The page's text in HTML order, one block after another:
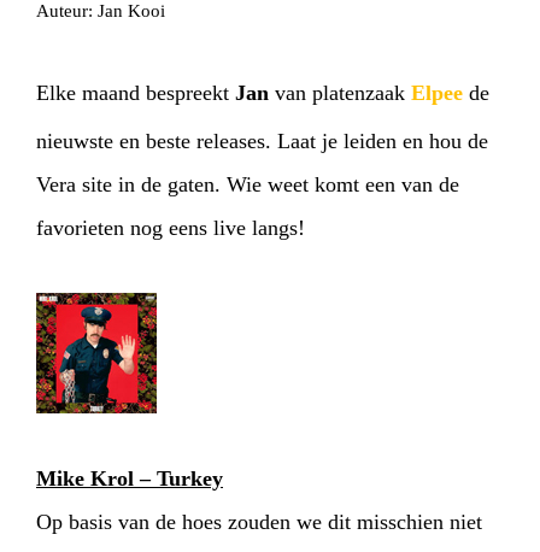
Auteur: Jan Kooi
Elke maand bespreekt Jan van platenzaak Elpee de
nieuwste en beste releases. Laat je leiden en hou de
Vera site in de gaten. Wie weet komt een van de
favorieten nog eens live langs!
Mike Krol – Turkey
Op basis van de hoes zouden we dit misschien niet